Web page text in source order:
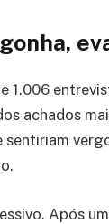
1.006
achados
Após